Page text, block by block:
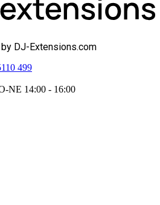
by DJ-Extensions.com
499
NE 14:00 - 16:00